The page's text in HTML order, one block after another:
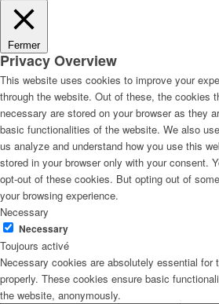
Fermer
Privacy Overview
This website uses cookies to improve your
through the website. Out of these, the cookies
necessary are stored on your browser as they
basic functionalities of the website. We also
us analyze and understand how you use this
stored in your browser only with your consent.
opt-out of these cookies. But opting out of
your browsing experience.
Necessary
Necessary
Toujours activé
Necessary cookies are absolutely essential for
properly. These cookies ensure basic
the website, anonymously.